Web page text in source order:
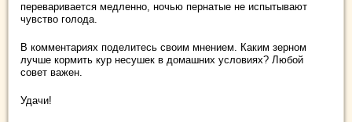
переваривается медленно, ночью пернатые не испытывают
чувство голода.
В комментариях поделитесь своим мнением. Каким зерном
лучше кормить кур несушек в домашних условиях? Любой
совет важен.
Удачи!